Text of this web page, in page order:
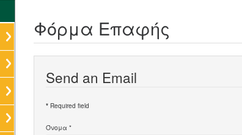
Φόρμα Επαφής
Send an Email
*Required field
Όνομα *